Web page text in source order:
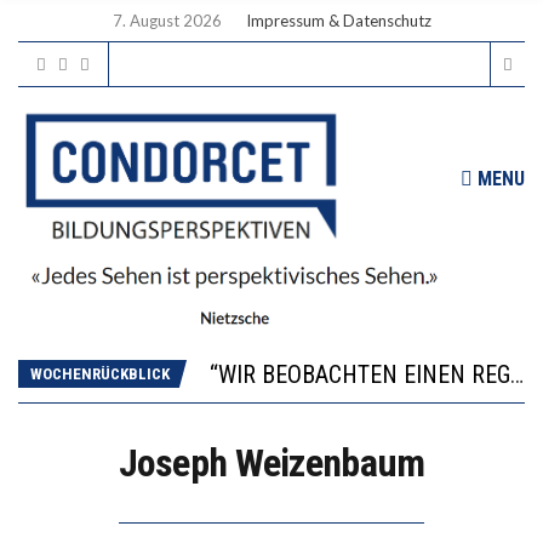
7. August 2026 Impressum & Datenschutz
MENU
WOCHENRÜCKBLICK
“WIR BEOBACHTEN EINEN REGELRECHTEN STURZFLUG BEI DEN LERNLEISTUNGEN”
DIE VERSTÄRKTE HARMONISIERUNG IM SCHULWESEN VERRINGERT DAS INNOVATIONSPOTENZIAL
Joseph Weizenbaum